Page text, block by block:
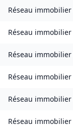
Réseau immobilier
Réseau immobilier
Réseau immobilier
Réseau immobilier
Réseau immobilier
Réseau immobilier